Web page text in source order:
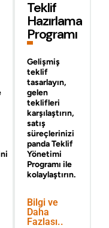
Teklif
Hazırlama
Programı
Gelişmiş
teklif
tasarlayın,
gelen
teklifleri
karşılaştırın,
satış
süreçlerinizi
pandaTeklif
Yönetimi
Programı ile
kolaylaştırın.
Bilgi ve
Daha
Fazlası..